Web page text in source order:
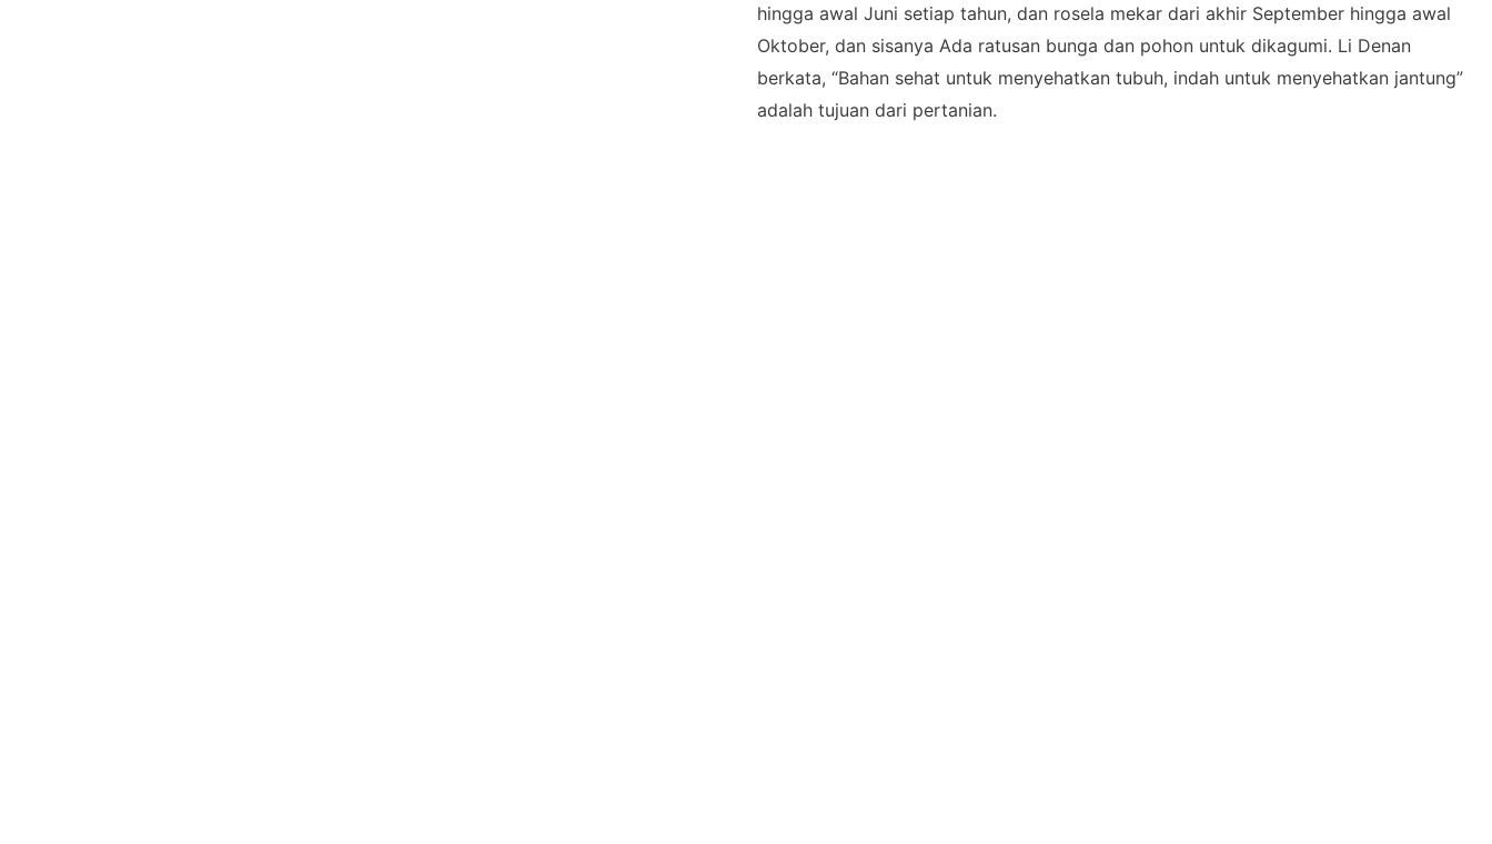
hingga awal Juni setiap tahun, dan rosela mekar dari akhir September hingga awal
Oktober, dan sisanya Ada ratusan bunga dan pohon untuk dikagumi. Li Denan
berkata, “Bahan sehat untuk menyehatkan tubuh, indah untuk menyehatkan jantung”
adalah tujuan dari pertanian.